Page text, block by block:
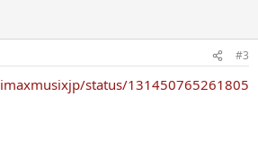
#3
status/131450765261805